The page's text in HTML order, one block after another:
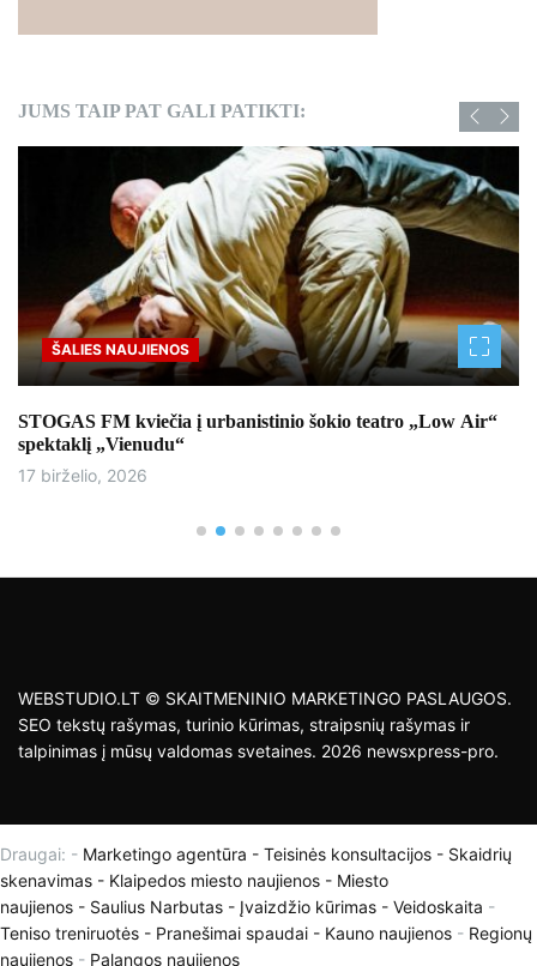
JUMS TAIP PAT GALI PATIKTI:
ŠALIES NAUJIENOS
STOGAS FM kviečia į urbanistinio šokio teatro „Low Air“
spektaklį „Vienudu“
17 birželio, 2026
WEBSTUDIO.LT © SKAITMENINIO MARKETINGO PASLAUGOS.
SEO tekstų rašymas, turinio kūrimas, straipsnių rašymas ir
talpinimas į mūsų valdomas svetaines. 2026 newsxpress-pro.
Draugai: - Marketingo agentūra - Teisinės konsultacijos - Skaidrių
skenavimas - Klaipedos miesto naujienos - Miesto
naujienos - Saulius Narbutas - Įvaizdžio kūrimas - Veidoskaita -
Teniso treniruotės - Pranešimai spaudai - Kauno naujienos - Regionų
naujienos - Palangos naujienos